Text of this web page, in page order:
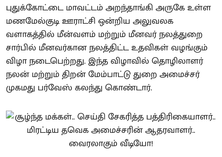
புதுக்கோட்டை மாவட்டம் அறந்தாங்கி அருகே உள்ள
மணமேல்குடி ஊராட்சி ஒன்றிய அலுவலக
வளாகத்தில் மீன்வளம் மற்றும் மீனவர் நலத்துறை
சார்பில் மீனவர்கான நலத்திட்ட உதவிகள் வழங்கும்
விழா நடைபெற்றது. இந்த விழாவில் தொழிலாளர்
நலன் மற்றும் திறன் மேம்பாட்டு துறை அமைச்சர்
முகமது பர்வேஸ் கலந்து கொண்டார்.